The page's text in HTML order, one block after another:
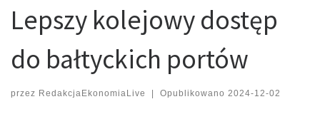
Lepszy kolejowy dostęp
do bałtyckich portów
przez RedakcjaEkonomiaLive | Opublikowano 2024-12-02